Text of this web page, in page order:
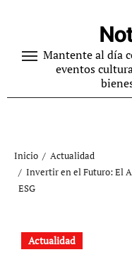
contenidoMantente al día
eventos
Inicio
Actualidad
Invertir en el Futuro: El
ESG
Actualidad